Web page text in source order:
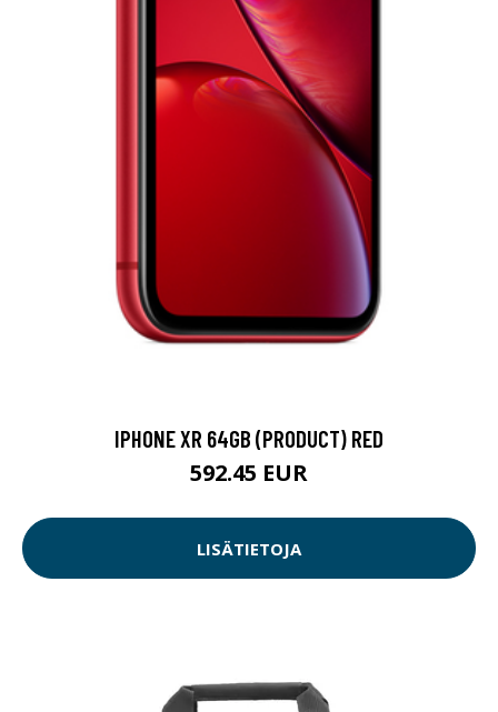
IPHONE XR 64GB (PRODUCT) RED
592.45 EUR
LISÄTIETOJA